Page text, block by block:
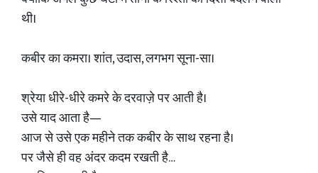
थी।
कबीर का कमरा। शांत, उदास, लगभग सूना-सा।
श्रेया धीरे-धीरे कमरे के दरवाज़े पर आती है।
उसे याद आता है—
आज से उसे एक महीने तक कबीर के साथ रहना है।
पर जैसे ही वह अंदर कदम रखती है…